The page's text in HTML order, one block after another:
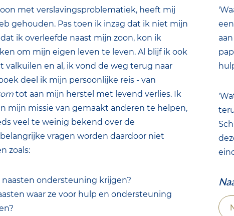
met verslavingsproblematiek, heeft mij
gehouden. Pas toen ik inzag dat ik niet mijn
ik overleefde naast mijn zoon, kon ik
om mijn eigen leven te leven. Al blijf ik ook
valkuilen en al, ik vond de weg terug naar
deel ik mijn persoonlijke reis - van
tot aan mijn herstel met levend verlies. Ik
mijn missie van gemaakt anderen te helpen,
veel te weinig bekend over de
vragen worden daardoor niet
zoals:
ondersteuning krijgen?
waar ze voor hulp en ondersteuning